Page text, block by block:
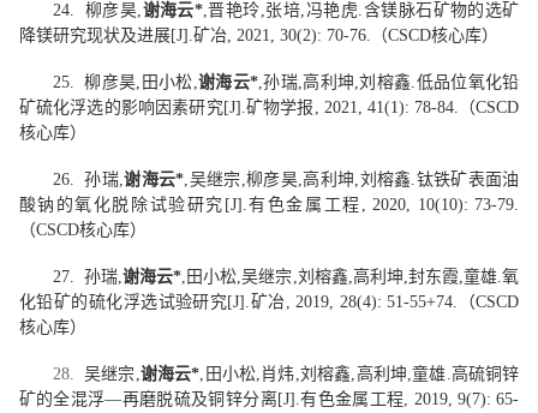
24. 柳彦昊,谢海云*,晋艳玲,张培, 冯艳虎.含镁脉石矿物的选矿
降镁研究现状及进展[J].矿冶, 2021, 30(2): 70-76. （CSCD核心库）
25. 柳彦昊, 田小松,谢海云*,孙瑞,高利坤,刘榕鑫.低品位氧化铅
矿硫化浮选的影响因素研究[J].矿物学报 , 2021, 41(1): 78-84. （CSCD
核心库）
26. 孙瑞,谢海云*,吴继宗 ,柳彦昊,高利坤,刘榕鑫.钛铁矿表面油
酸钠的氧化脱除试验研究 [J].有色金属工程 , 2020, 10(10): 73-79.
（CSCD核心库）
27. 孙瑞, 谢海云* 田小松 ,吴继宗 刘榕鑫 高利坤 封东霞 ,童雄 .氧
化铅矿的硫化浮选试验研究[J]. 矿冶 , 2019, 28(4): 51-55+74. （CSCD
核心库）
28. 吴继宗 谢海云* 田小松 肖炜 刘榕鑫 高利坤 ,童雄 高硫铜锌
矿的全混浮—再磨脱硫及铜锌分离 [J]. 有色金属工程 , 2019, 9(7): 65-